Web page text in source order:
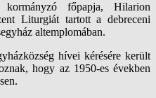
kormányzó főpapja, Hilarion
Liturgiát tartott a debreceni
altemplomában.
hívei kérésére került
hogy az 1950-es években